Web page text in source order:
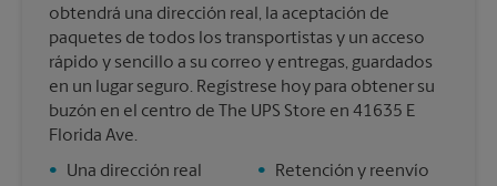
obtendrá una dirección real, la aceptación de
paquetes de todos los transportistas y un acceso
rápido y sencillo a su correo y entregas, guardados
en un lugar seguro. Regístrese hoy para obtener su
buzón en el centro de The UPS Store en 41635 E
Florida Ave.
•
Una dirección real
•
Retención y reenvío